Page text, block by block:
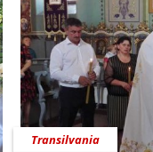
Transilvania